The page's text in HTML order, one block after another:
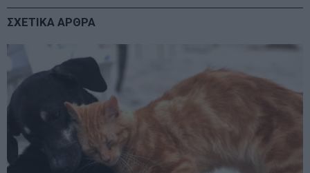
ΣΧΕΤΙΚΑ ΑΡΘΡΑ